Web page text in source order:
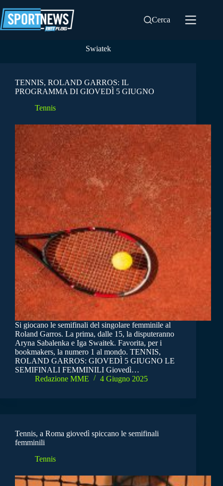
al
contenuto
Cerca
Swiatek
TENNIS, ROLAND GARROS: IL
PROGRAMMA DI GIOVEDÌ 5 GIUGNO
Tennis
Si giocano le semifinali del singolare femminile al
Roland Garros. La prima, dalle 15, la disputeranno
Aryna Sabalenka e Iga Swaitek. Favorita, per i
bookmakers, la numero 1 al mondo. TENNIS,
ROLAND GARROS: GIOVEDÌ 5 GIUGNO LE
SEMIFINALI FEMMINILI Giovedì…
Redazione MME
4 Giugno 2025
Tennis, a Roma giovedì spiccano le semifinali
femminili
Tennis